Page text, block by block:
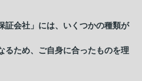
証会社」には、いくつかの種類が
るため、ご自身に合ったものを理